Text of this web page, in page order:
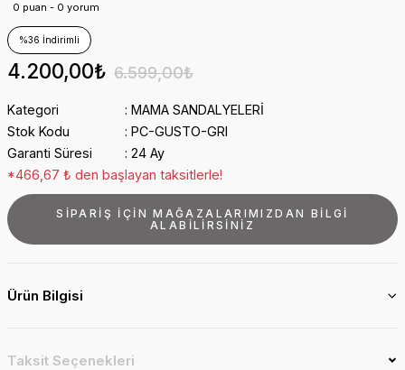
0 puan - 0 yorum
%36 İndirimli
4.200,00₺ 6.599,00₺
Kategori
MAMA SANDALYELERİ
Stok Kodu
PC-GUSTO-GRI
Garanti Süresi
24 Ay
*466,67 ₺ den başlayan taksitlerle!
SİPARİŞ İÇİN MAĞAZALARIMIZDAN BİLGİ
ALABİLİRSİNİZ
Ürün Bilgisi
Taksit Seçenekleri